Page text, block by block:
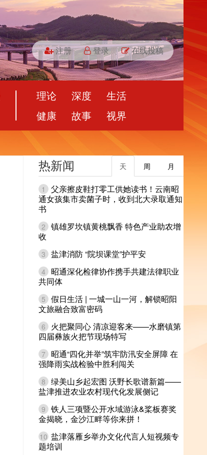
注册 登录 在线投稿
理论 深度
生活
健康
故事 视界
热新闻 月
周
天
1
父亲擦皮鞋打零工供她读书！云南昭
通女孩集市卖菌子时，收到北大录取通知
书
2 镇雄罗坎镇黄桃飘香 特色产业助农增
收
3 盐津消防 “院坝课堂”护平安
4
昭通深化检律协作携手共建法律职业
共同体
5 假日生活 | 一城一山一河，解锁昭阳
文旅融合致富密码
6
火把聚同心 清凉迎客来——水磨镇第
四届彝族火把节现场特写
7
昭通“四化并举”筑牢防汛安全屏障 在
强降雨实战检验中胜利闯关
8 绿美山乡起宏图 沃野长歌谱新篇——
盐津推进农业农村现代化发展侧记
9 铁人三项暨公开水域游泳&桨板赛奖
金揭晓，金沙江畔等你来拼！
10 盐津落雁乡举办文化代言人短视频专
题培训